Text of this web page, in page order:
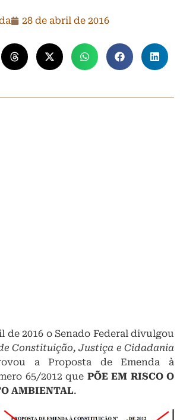
28 de abril de 2016
de 2016 o Senado Federal divulgou
Constituição, Justiça e Cidadania
a Proposta de Emenda à
65/2012 que PÕE EM RISCO O
AMBIENTAL.